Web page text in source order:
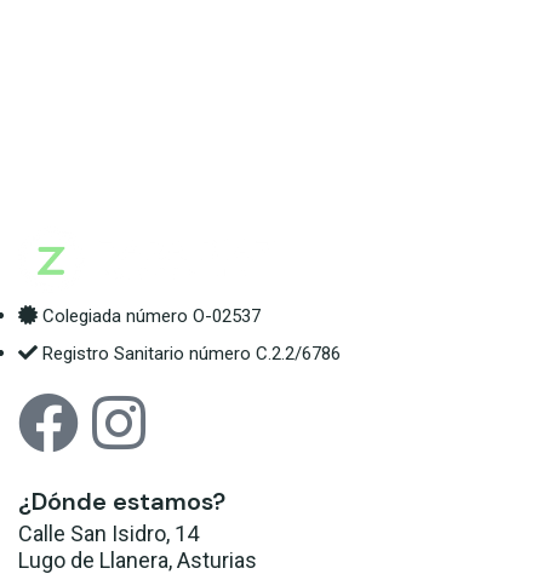
Colegiada número O-02537
Registro Sanitario número C.2.2/6786
¿Dónde estamos?
Calle San Isidro, 14
Lugo de Llanera, Asturias